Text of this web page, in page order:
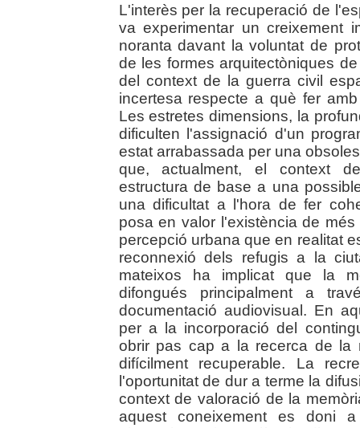
L'interès per la recuperació de
va experimentar un creixement
noranta davant la voluntat de
de les formes arquitectòniques
del context de la guerra civil
incertesa respecte a què fer
Les estretes dimensions, la
dificulten l'assignació d'un
estat arrabassada per una
que, actualment, el context
estructura de base a una
una dificultat a l'hora de fer
posa en valor l'existència de
percepció urbana que en realitat
reconnexió dels refugis a la
mateixos ha implicat que la
difongués principalment a
documentació audiovisual. En
per a la incorporació del
obrir pas cap a la recerca de la
difícilment recuperable. La
l'oportunitat de dur a terme la
context de valoració de la
aquest coneixement es doni